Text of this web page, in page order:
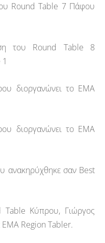
Round Table 7 Πάφου
του Round Table 8
διοργανώνει το ΕΜΑ
διοργανώνει το ΕΜΑ
ανακηρύχθηκε σαν Best
Κύπρου, Γιώργος
ΕΜΑ Region Tabler.